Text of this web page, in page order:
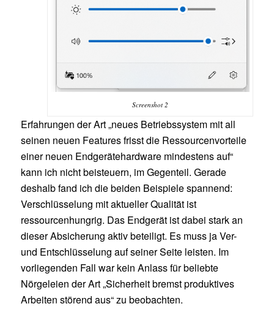
Screenshot 2
Erfahrungen der Art „neues Betriebssystem mit all
seinen neuen Features frisst die Ressourcenvorteile
einer neuen Endgerätehardware mindestens auf“
kann ich nicht beisteuern, im Gegenteil. Gerade
deshalb fand ich die beiden Beispiele spannend:
Verschlüsselung mit aktueller Qualität ist
ressourcenhungrig. Das Endgerät ist dabei stark an
dieser Absicherung aktiv beteiligt. Es muss ja Ver-
und Entschlüsselung auf seiner Seite leisten. Im
vorliegenden Fall war kein Anlass für beliebte
Nörgeleien der Art „Sicherheit bremst produktives
Arbeiten störend aus“ zu beobachten.